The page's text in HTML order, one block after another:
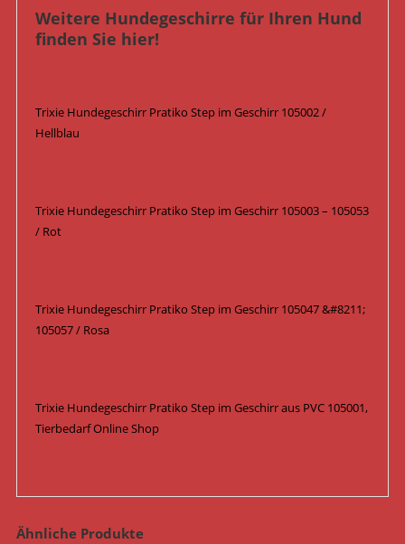
Weitere Hundegeschirre für Ihren Hund
finden Sie hier!
Trixie Hundegeschirr Pratiko Step im Geschirr 105002 /
Hellblau
Trixie Hundegeschirr Pratiko Step im Geschirr 105003 – 105053
/ Rot
Trixie Hundegeschirr Pratiko Step im Geschirr 105047 &#8211;
105057 / Rosa
Trixie Hundegeschirr Pratiko Step im Geschirr aus PVC 105001,
Tierbedarf Online Shop
Ähnliche Produkte